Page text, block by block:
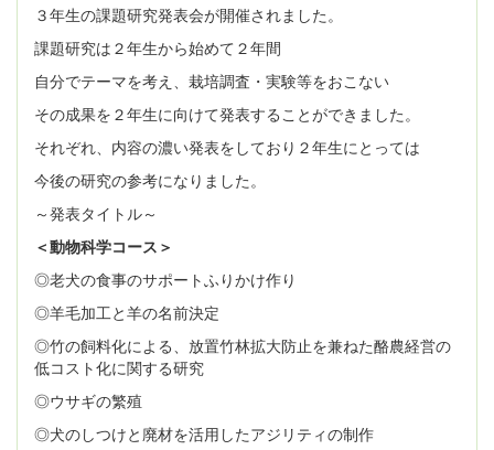
３年生の課題研究発表会が開催されました。
課題研究は２年生から始めて２年間
自分でテーマを考え、栽培調査・実験等をおこない
その成果を２年生に向けて発表することができました。
それぞれ、内容の濃い発表をしており２年生にとっては
今後の研究の参考になりました。
～発表タイトル～
＜動物科学コース＞
◎老犬の食事のサポートふりかけ作り
◎羊毛加工と羊の名前決定
◎竹の飼料化による、放置竹林拡大防止を兼ねた酪農経営の
低コスト化に関する研究
◎ウサギの繁殖
◎犬のしつけと廃材を活用したアジリティの制作